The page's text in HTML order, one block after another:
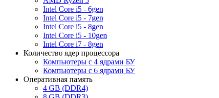
Intel Core i5 - 6gen
Intel Core i5 - 7gen
Intel Core i5 - 8gen
Intel Core i5 - 10gen
Intel Core i7 - 8gen
Количество ядер процессора
Компьютеры с 4 ядрами БУ
Компьютеры с 6 ядрами БУ
Оперативная память
4 GB (DDR4)